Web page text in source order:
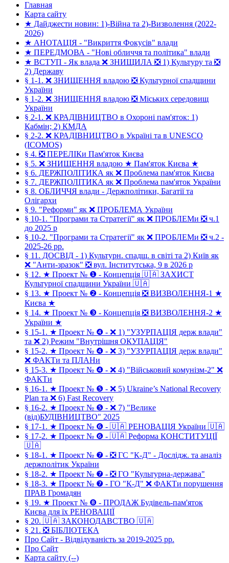
Главная
Карта сайту
★ Дайджести новин: 1)-Війна та 2)-Визволення (2022-
2026)
★ АНОТАЦІЯ - "Викриття Фокусів" влади
★ ПЕРЕДМОВА - "Нові обличчя та політика" влади
★ ВСТУП - Як влада ❌ ЗНИЩИЛА ❎ 1) Культуру та ❎
2) Державу
§ 1-1. ❌ ЗНИЩЕННЯ владою ❎ Культурної спадщини
України
§ 1-2. ❌ ЗНИЩЕННЯ владою ❎ Міських середовищ
України
§ 2-1. ❌ КРАДІВНИЦТВО в Охороні пам'яток: 1)
Кабмін; 2) КМДА
§ 2-2. ❌ КРАДІВНИЦТВО в Україні та в UNESCO
(ICOMOS)
§ 4. ❎ ПЕРЕЛІКи Пам'яток Києва
§ 5. ❌ ЗНИЩЕННЯ владою ★ Пам'яток Києва ★
§ 6. ДЕРЖПОЛІТИКА як ❌ Проблема пам'яток Києва
§ 7. ДЕРЖПОЛІТИКА як ❌ Проблема пам'яток України
§ 8. ОБЛИЧЧЯ влади - Держполітики, Багатії та
Олігархи
§ 9. "Реформи" як ❌ ПРОБЛЕМА України
§ 10-1. "Програми та Стратегії" як ❌ ПРОБЛЕМи ❎ ч.1
до 2025 р
§ 10-2. "Програми та Стратегії" як ❌ ПРОБЛЕМи ❎ ч.2 -
2025-26 рр.
§ 11. ДОСВІД - 1) Культурн. спадщ. в світі та 2) Київ як
❌ "Анти-зразок" ❎ вул. Інститутська, 9 в 2026 р
§ 12. ★ Проект № ❶ - Концепція 🇺🇦 ЗАХИСТ
Культурної спадщини України 🇺🇦
§ 13. ★ Проект № ❷ - Концепція ❎ ВИЗВОЛЕННЯ-1 ★
Києва ★
§ 14. ★ Проект № ❸ - Концепція ❎ ВИЗВОЛЕННЯ-2 ★
України ★
§ 15-1. ★ Проект № ❹ - ❌ 1) "УЗУРПАЦІЯ держ влади"
та ❌ 2) Режим "Внутрішня ОКУПАЦІЯ"
§ 15-2. ★ Проект № ❹ - ❌ 3) "УЗУРПАЦІЯ держ влади"
❌ ФАКТи та ПЛАНи
§ 15-3. ★ Проект № ❹ - ❌ 4) "Військовий комунізм-2" ❌
ФАКТи
§ 16-1. ★ Проект № ❺ - ❌ 5) Ukraine’s National Recovery
Plan та ❌ 6) Fast Recovery
§ 16-2. ★ Проект № ❺ - ❌ 7) "Велике
(від)БУДІВНИЦТВО" 2025
§ 17-1. ★ Проект № ❻ - 🇺🇦 РЕНОВАЦІЯ України 🇺🇦
§ 17-2. ★ Проект № ❻ - 🇺🇦 Реформа КОНСТИТУЦІЇ
🇺🇦
§ 18-1. ★ Проект № ❼ - ❎ ГС "К-Д" - Дослідж. та аналіз
держполітик України
§ 18-2. ★ Проект № ❼ - ❎ ГО "Культурна-держава"
§ 18-3. ★ Проект № ❼ - ГО "К-Д" ❌ ФАКТи порушення
ПРАВ Громадян
§ 19. ★ Проект № ❽ - ПРОДАЖ Будівель-пам'яток
Києва для їх РЕНОВАЦІЇ
§ 20. 🇺🇦 ЗАКОНОДАВСТВО 🇺🇦
§ 21. ❎ БІБЛІОТЕКА
Про Сайт - Відвідуваність за 2019-2025 рр.
Про Сайт
Карта сайту (--)